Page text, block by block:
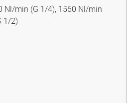
Nl/min (G 1/4), 1560 Nl/min
1/2)